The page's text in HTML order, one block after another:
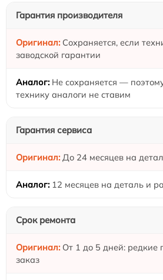
Гарантия производителя
Сохраняется, если
заводской гарантии
Не сохраняется —
технику аналоги не ставим
Гарантия сервиса
До 24 месяцев на
12 месяцев на деталь и
Срок ремонта
От 1 до 5 дней: редкие
заказ